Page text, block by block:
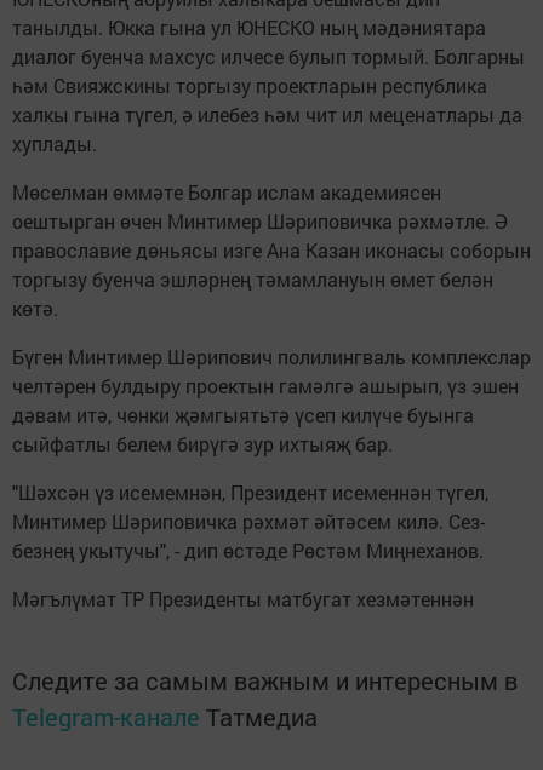
танылды. Юкка гына ул ЮНЕСКО ның мәдәниятара
диалог буенча махсус илчесе булып тормый. Болгарны
һәм Свияжскины торгызу проектларын республика
халкы гына түгел, ә илебез һәм чит ил меценатлары да
хуплады.
Мөселман өммәте Болгар ислам академиясен
оештырган өчен Минтимер Шәриповичка рәхмәтле. Ә
православие дөньясы изге Ана Казан иконасы соборын
торгызу буенча эшләрнең тәмамлануын өмет белән
көтә.
Бүген Минтимер Шәрипович полилингваль комплекслар
челтәрен булдыру проектын гамәлгә ашырып, үз эшен
дәвам итә, чөнки җәмгыятьтә үсеп килүче буынга
сыйфатлы белем бирүгә зур ихтыяҗ бар.
"Шәхсән үз исемемнән, Президент исеменнән түгел,
Минтимер Шәриповичка рәхмәт әйтәсем килә. Сез-
безнең укытучы", - дип өстәде Рөстәм Миңнеханов.
Мәгълүмат ТР Президенты матбугат хезмәтеннән
Следите за самым важным и интересным в
Telegram-канале Татмедиа